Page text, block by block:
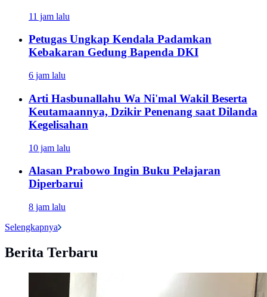
11 jam lalu
Petugas Ungkap Kendala Padamkan
Kebakaran Gedung Bapenda DKI
6 jam lalu
Arti Hasbunallahu Wa Ni'mal Wakil Beserta
Keutamaannya, Dzikir Penenang saat Dilanda
Kegelisahan
10 jam lalu
Alasan Prabowo Ingin Buku Pelajaran
Diperbarui
8 jam lalu
Selengkapnya
Berita Terbaru